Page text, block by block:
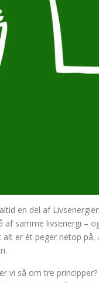
en del af
samme livsenergi –
er ét peger netop
så om tre